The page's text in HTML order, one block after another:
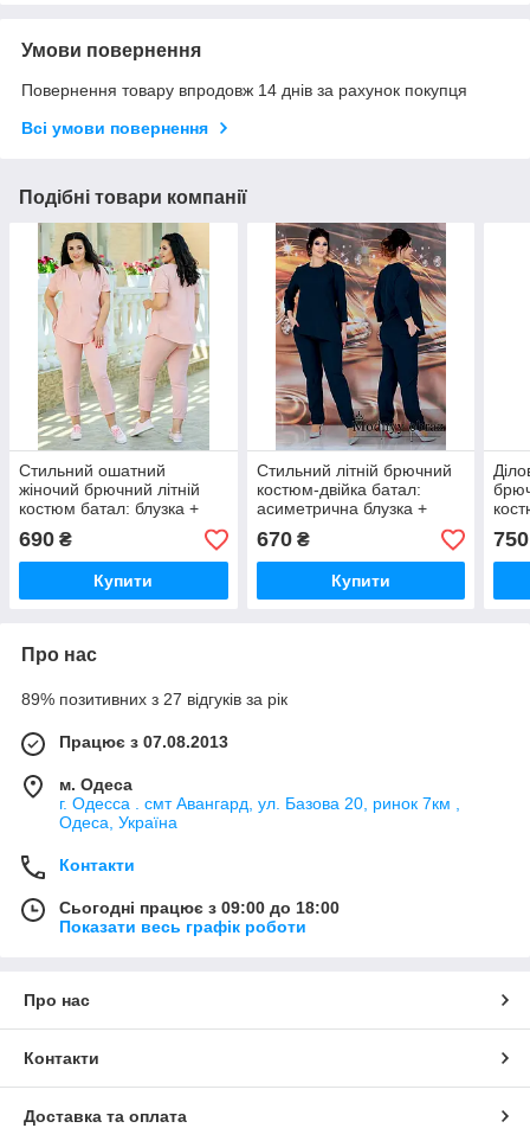
Умови повернення
Повернення товару впродовж 14 днів за рахунок покупця
Всі умови повернення
Подібні товари компанії
Стильний ошатний
жіночий брючний літній
костюм батал: блузка +
штани (р.56-58).
Арт-2077/42
690 ₴
Купити
Стильний літній брючний
костюм-двійка батал:
асиметрична блузка +
штани (р.48-50).
Арт-2221/42
670₴
Купити
750
Про нас
89% позитивних з 27 відгуків за рік
Працює з 07.08.2013
м. Одеса
г. Одесса . смт Авангард, ул. Базова 20, ринок 7км ,
Одеса, Україна
Контакти
Сьогодні працює з 09:00 до 18:00
Показати весь графік роботи
Про нас
Контакти
Доставка та оплата